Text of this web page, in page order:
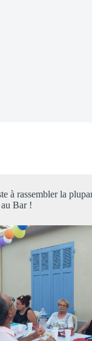
à rassembler la
Bar !